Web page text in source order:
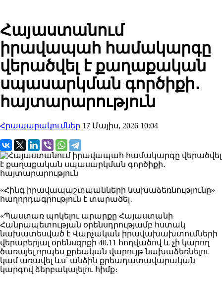
Հայաստանում
իրավապահ համակարգը
վերածվել է քաղաքական
սպասարկման գործիքի․
հայտարարություն
Հրապարակումներ 17 Մայիս, 2026 10:04
«Հինգ իրավապաշտպանների նախաձեռնությունը»
հաղորդագրություն է տարածել․
«Պաստառ պոկելու արարքը Հայաստանի
Հանրապետության օրենսդրությամբ հստակ
նախատեսված է Վարչական իրավախախտումների
վերաբերյալ օրենսգրքի 40.11 հոդվածով և չի կարող
ծառայել որպես քրեական վարույթ նախաձեռնելու
կամ առավել ևս՝ անձին քրեադատավարական
կարգով ձերբակալելու հիմք։